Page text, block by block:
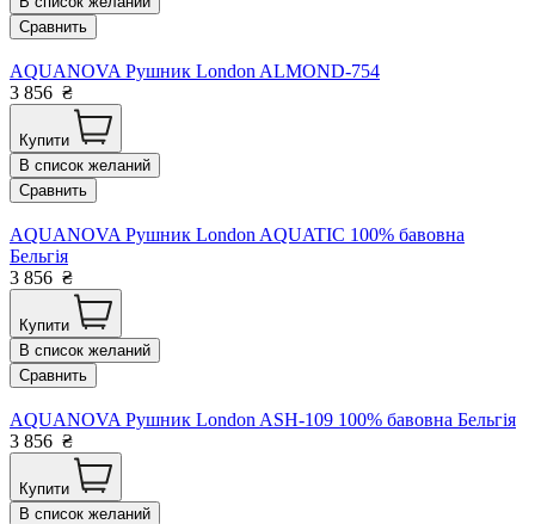
Сравнить
AQUANOVA Рушник London ALMOND-754
3 856 ₴
Купити
В список желаний
Сравнить
AQUANOVA Рушник London AQUATIC 100% бавовна
Бельгія
3 856 ₴
Купити
В список желаний
Сравнить
AQUANOVA Рушник London ASH-109 100% бавовна Бельгія
3 856 ₴
Купити
В список желаний